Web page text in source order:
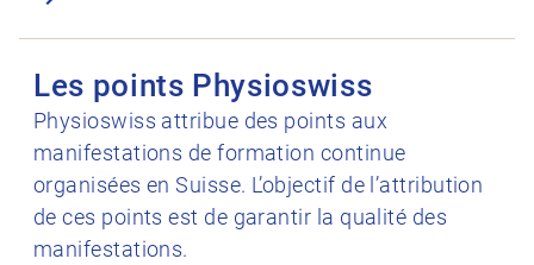
Les points Physioswiss
Physioswiss attribue des points aux
manifestations de formation continue
organisées en Suisse. L’objectif de l’attribution
de ces points est de garantir la qualité des
manifestations.